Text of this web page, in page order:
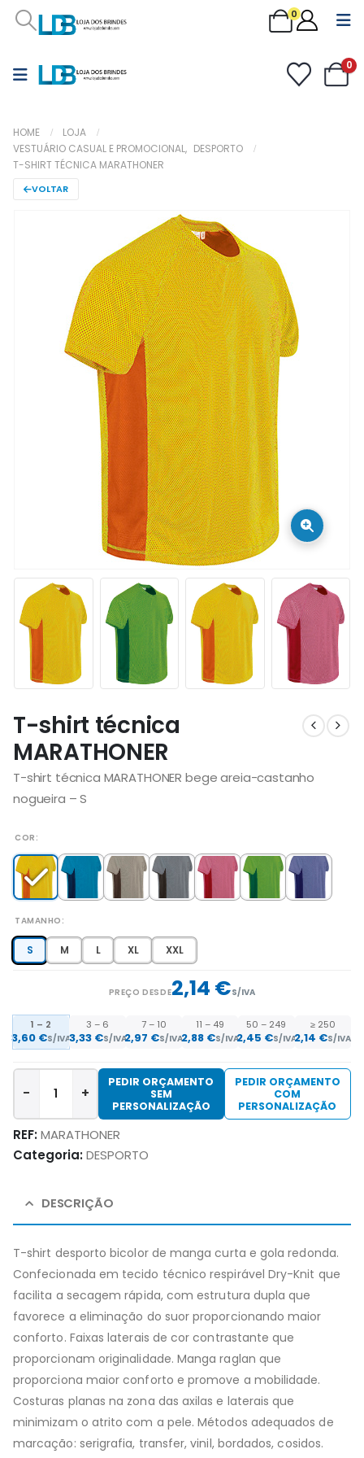
0
0
HOME
LOJA
VESTUÁRIO CASUAL E PROMOCIONAL, DESPORTO
T-SHIRT TÉCNICA MARATHONER
VOLTAR
T-shirt técnica
MARATHONER
T-shirt técnica MARATHONER bege areia-castanho
nogueira – S
COR
TAMANHO
S M L XL XXL
PREÇO DESDE2,14 €S/IVA
1 – 2
3,60 €S/IVA
3 – 6
3,33 €S/IVA
7 – 10
2,97 €S/IVA
11 – 49
2,88 €S/IVA
50 – 249
2,45 €S/IVA
≥ 250
2,14 €S/IVA
- +
PEDIR ORÇAMENTO
SEM
PERSONALIZAÇÃO
PEDIR ORÇAMENTO
COM
PERSONALIZAÇÃO
REF:MARATHONER
Categoria:DESPORTO
DESCRIÇÃO
T-shirt desporto bicolor de manga curta e gola redonda.
Confecionada em tecido técnico respirável Dry-Knit que
facilita a secagem rápida, com estrutura dupla que
favorece a eliminação do suor proporcionando maior
conforto. Faixas laterais de cor contrastante que
proporcionam originalidade. Manga raglan que
proporciona maior conforto e promove a mobilidade.
Costuras planas na zona das axilas e laterais que
minimizam o atrito com a pele. Métodos adequados de
marcação: serigrafia, transfer, vinil, bordados, cosidos.